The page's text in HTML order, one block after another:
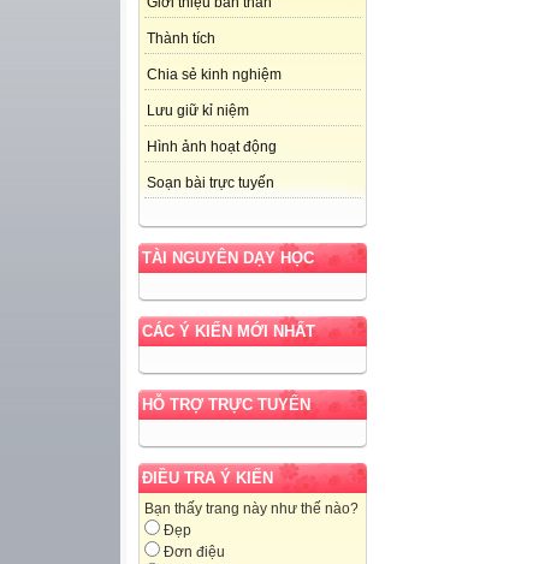
Thành tích
Chia sẻ kinh nghiệm
Lưu giữ kỉ niệm
Hình ảnh hoạt động
Soạn bài trực tuyến
TÀI NGUYÊN DẠY HỌC
CÁC Ý KIẾN MỚI NHẤT
HỖ TRỢ TRỰC TUYẾN
ĐIỀU TRA Ý KIẾN
Bạn thấy trang này như thế nào?
Đẹp
Đơn điệu